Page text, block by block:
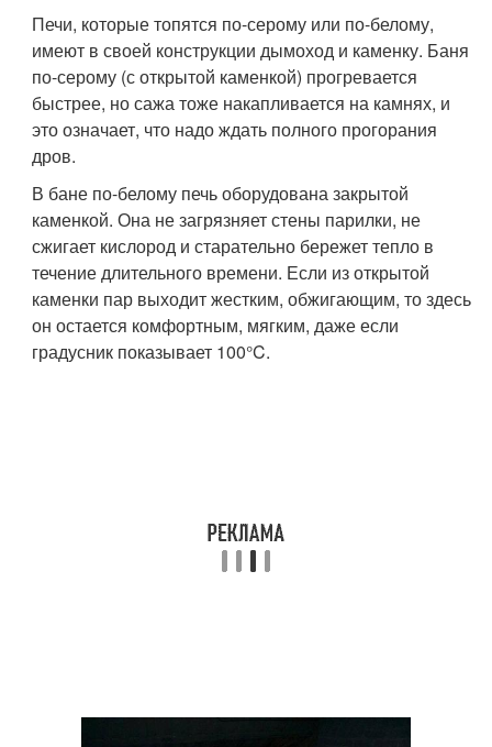
Печи, которые топятся по-серому или по-белому,
имеют в своей конструкции дымоход и каменку. Баня
по-серому (с открытой каменкой) прогревается
быстрее, но сажа тоже накапливается на камнях, и
это означает, что надо ждать полного прогорания
дров.
В бане по-белому печь оборудована закрытой
каменкой. Она не загрязняет стены парилки, не
сжигает кислород и старательно бережет тепло в
течение длительного времени. Если из открытой
каменки пар выходит жестким, обжигающим, то здесь
он остается комфортным, мягким, даже если
градусник показывает 100°C.